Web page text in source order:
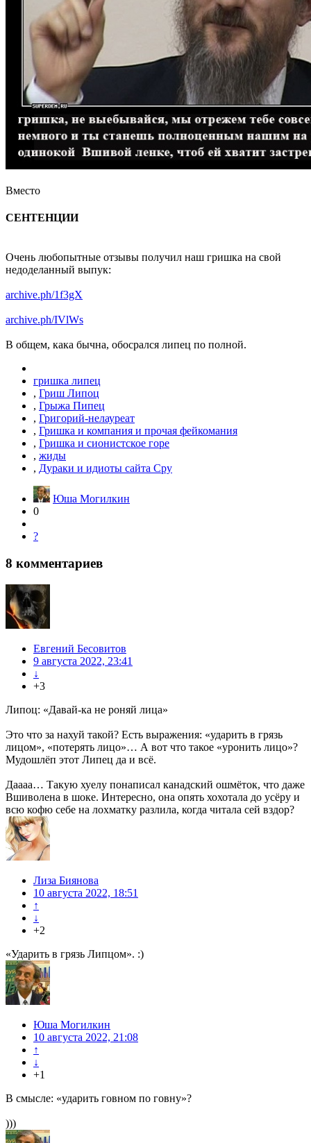
Вместо
СЕНТЕНЦИИ
Очень любопытные отзывы получил наш гришка на свой
недоделанный выпук:
archive.ph/1f3gX
archive.ph/IVlWs
В общем, кака бычна, обосрался липец по полной.
гришка липец
, Гриш Липоц
, Грыжа Пипец
, Григорий-нелауреат
, Гришка и компания и прочая фейкомания
, Гришка и сионистское горе
, жиды
, Дураки и идиоты сайта Сру
Юша Могилкин
0
?
8 комментариев
Евгений Бесовитов
9 августа 2022, 23:41
↓
+3
Липоц: «Давай-ка не роняй лица»
Это что за нахуй такой? Есть выражения: «ударить в грязь
лицом», «потерять лицо»… А вот что такое «уронить лицо»?
Мудошлёп этот Липец да и всё.
Даааа… Такую хуелу понаписал канадский ошмёток, что даже
Вшиволена в шоке. Интересно, она опять хохотала до усёру и
всю кофю себе на лохматку разлила, когда читала сей вздор?
Лиза Биянова
10 августа 2022, 18:51
↑
↓
+2
«Ударить в грязь Липцом». :)
Юша Могилкин
10 августа 2022, 21:08
↑
↓
+1
В смысле: «ударить говном по говну»?
)))